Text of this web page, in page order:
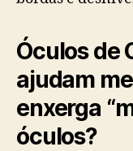
Óculos de
ajudam
enxerga
óculos?